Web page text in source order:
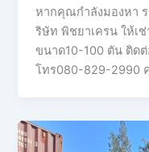
หากคุณกำลังมองหา ร
ริษัท พิชยาเครน ให้เ
ขนาด10-100 ตัน ติด
โทร080-829-2990